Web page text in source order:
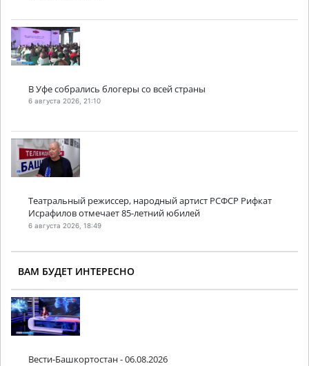
В Уфе собрались блогеры со всей страны
6 августа 2026, 21:10
Театральный режиссер, народный артист РСФСР Рифкат
Исрафилов отмечает 85-летний юбилей
6 августа 2026, 18:49
ВАМ БУДЕТ ИНТЕРЕСНО
Вести-Башкортостан - 06.08.2026